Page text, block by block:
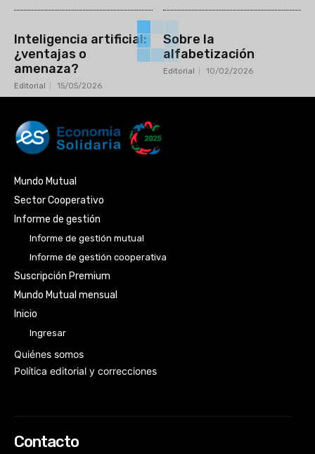
Inteligencia artificial:
¿ventajas o
amenaza?
Editorial 15/05/2026
Sobre la
alfabetización
Editorial 10/02/2026
Mundo Mutual
Sector Cooperativo
Informe de gestión
Informe de gestión mutual
Informe de gestión cooperativa
Suscripción Premium
Mundo Mutual mensual
Inicio
Ingresar
Quiénes somos
Política editorial y correcciones
Contacto